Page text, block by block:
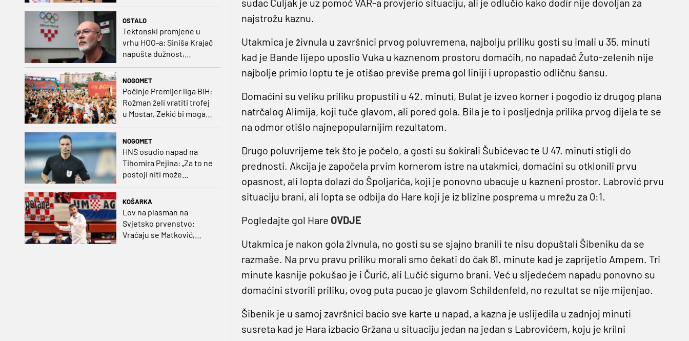
malo opustimo“
OSTALO
Tektonski promjene u
vrhu HOO-a: Siniša Krajač
napušta dužnost,
NOGOMET
Počinje Premijer liga BiH:
Rožman želi vratiti trofej
u Mostar, Zekić bi mogao
NOGOMET
HNS osudio napad na
Tihomira Pejina: „Za to ne
postoji niti može
postojati opravdanje”
KOŠARKA
Lov na plasman na
Svjetsko prvenstvo:
Vraćaju se Matković,
najstrožu kaznu.
Utakmica je živnula u završnici prvog poluvremena, najbolju priliku gosti su imali u 35. minuti
kad je Bande lijepo uposlio Vuka u kaznenom prostoru domaćih, no napadač Žuto-zelenih nije
najbolje primio loptu te je otišao previše prema gol liniji i upropastio odličnu šansu.
Domaćini su veliku priliku propustili u 42. minuti, Bulat je izveo korner i pogodio iz drugog plana
natrčalog Alimija, koji tuče glavom, ali pored gola. Bila je to i posljednja prilika prvog dijela te se
na odmor otišlo najnepopularnijim rezultatom.
Drugo poluvrijeme tek što je počelo, a gosti su šokirali Šubićevac te U 47. minuti stigli do
prednosti. Akcija je započela prvim kornerom istre na utakmici, domaćini su otklonili prvu
opasnost, ali lopta dolazi do Špoljarića, koji je ponovno ubacuje u kazneni prostor. Labrović prvu
situaciju brani, ali lopta se odbija do Hare koji je iz blizine posprema u mrežu za 0:1.
Pogledajte gol Hare OVDJE
Utakmica je nakon gola živnula, no gosti su se sjajno branili te nisu dopuštali Šibeniku da se
razmaše. Na prvu pravu priliku morali smo čekati do čak 81. minute kad je zaprijetio Ampem. Tri
minute kasnije pokušao je i Čurić, ali Lučić sigurno brani. Već u sljedećem napadu ponovno su
domaćini stvorili priliku, ovog puta pucao je glavom Schildenfeld, no rezultat se nije mijenjao.
Šibenik je u samoj završnici bacio sve karte u napad, a kazna je uslijedila u zadnjoj minuti
susreta kad je Hara izbacio Gržana u situaciju jedan na jedan s Labrovićem, koju je krilni